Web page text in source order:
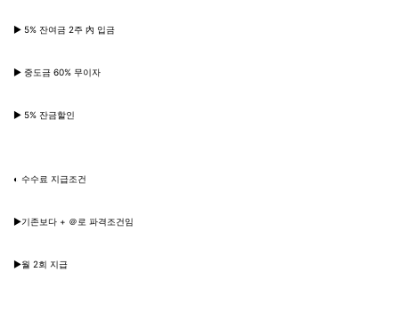
▶ 5% 잔여금 2주 內 입금
▶ 중도금 60% 무이자
▶ 5% 잔금할인
◐ 수수료 지급조건
▶기존보다 + ＠로 파격조건임
▶월 2회 지급